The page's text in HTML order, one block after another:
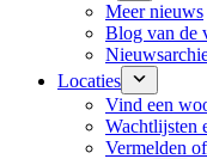
Meer nieuws
Blog van de
Locaties
Vind een
Wachtlijsten
Vermelden